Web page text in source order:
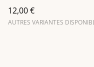
12,00 €
AUTRES VARIANTES